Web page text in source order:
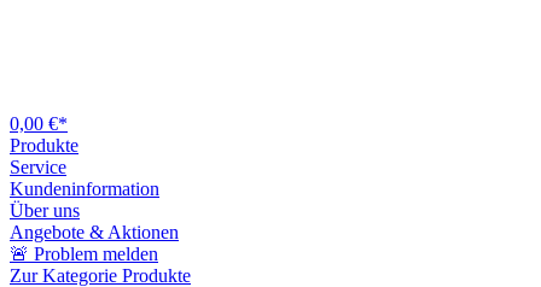
0,00 €*
Produkte
Service
Kundeninformation
Über uns
Angebote & Aktionen
🚨 Problem melden
Zur Kategorie Produkte